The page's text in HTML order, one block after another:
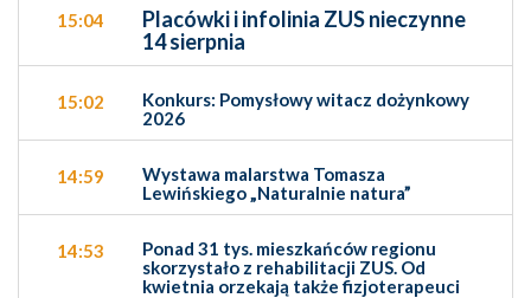
15:04
Placówki i infolinia ZUS nieczynne
14 sierpnia
15:02
Konkurs: Pomysłowy witacz dożynkowy
2026
14:59
Wystawa malarstwa Tomasza
Lewińskiego „Naturalnie natura”
14:53
Ponad 31 tys. mieszkańców regionu
skorzystało z rehabilitacji ZUS. Od
kwietnia orzekają także fizjoterapeuci